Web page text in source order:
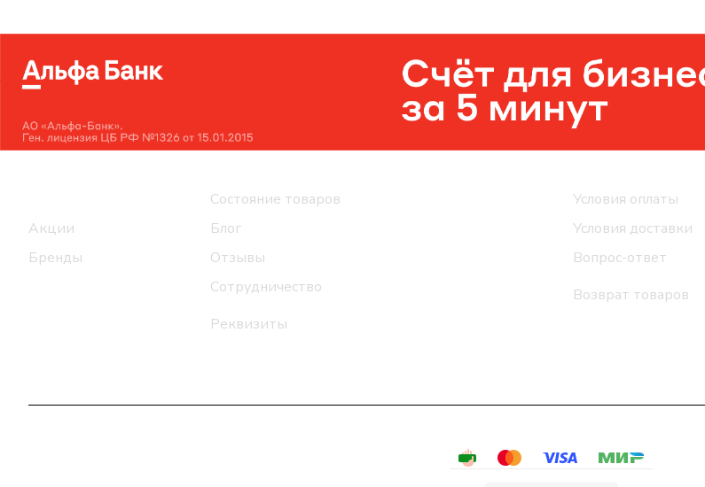
Акции
Бренды
Состояние товаров
Блог
Отзывы
Сотрудничество
Реквизиты
Условия оплаты
Условия доставки
Вопрос-ответ
Возврат товаров